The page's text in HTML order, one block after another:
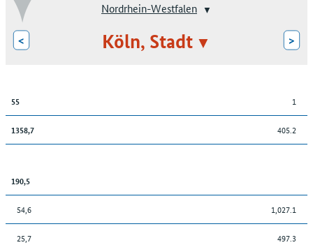
Nordrhein-Westfalen
< Köln, Stadt >
55 1
1358,7 405.2
190,5
54,6 1,027.1
25,7 497.3